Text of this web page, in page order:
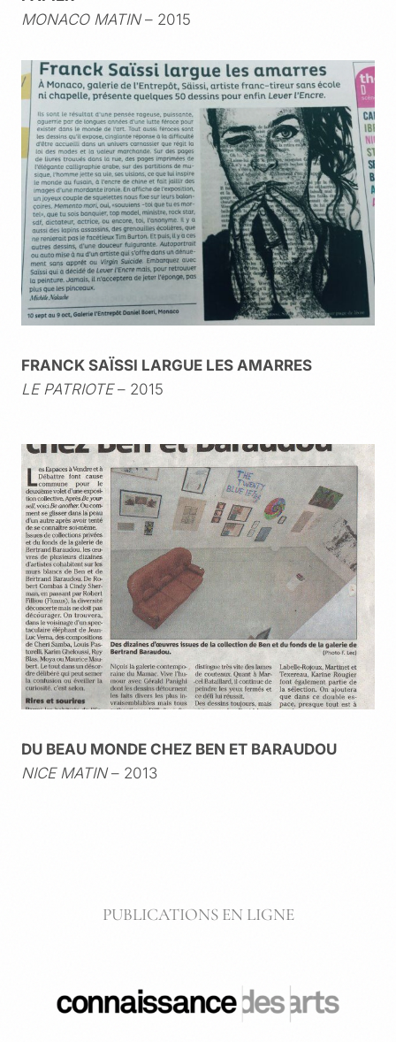
MONACO MATIN– 2015
FRANCK SAÏSSI LARGUE LES AMARRES
LE PATRIOTE– 2015
DU BEAU MONDE CHEZ BEN ET BARAUDOU
NICE MATIN– 2013
PUBLICATIONS EN LIGNE